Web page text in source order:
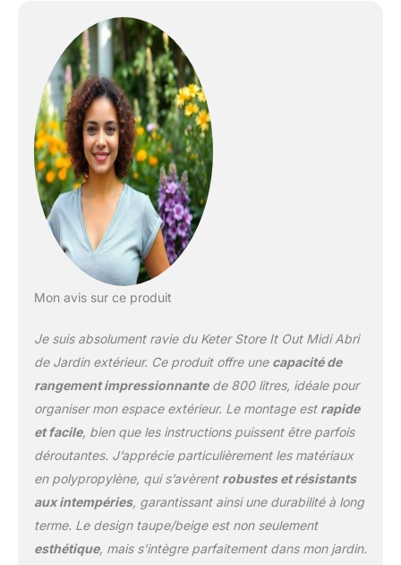
Mon avis sur ce produit
Je suis absolument ravie du Keter Store It Out Midi Abri
de Jardin extérieur. Ce produit offre une capacité de
rangement impressionnantede 800 litres, idéale pour
organiser mon espace extérieur. Le montage est rapide
et facile, bien que les instructions puissent être parfois
déroutantes. J’apprécie particulièrement les matériaux
en polypropylène, qui s’avèrent robustes et résistants
aux intempéries, garantissant ainsi une durabilité à long
terme. Le design taupe/beige est non seulement
esthétique, mais s’intègre parfaitement dans mon jardin.